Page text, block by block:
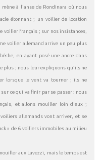
à l’anse de Rondinara où nous
étonnant ; un voilier de location
voilier français ; sur nos insistances,
voilier allemand arrive un peu plus
en ayant posé une ancre dans
plus ; nous leur expliquons qu’ils ne
lorsque le vent va tourner ; ils ne
ce qui va finir par se passer : nous
et allons mouiller loin d’eux ;
allemands vont arriver, et se
» de 6 voiliers immobiles au milieu
aux Lavezzi, mais le temps est